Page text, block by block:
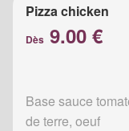
Pizza chicken
Dès 9.00 €
Base sauce
de terre, oeuf